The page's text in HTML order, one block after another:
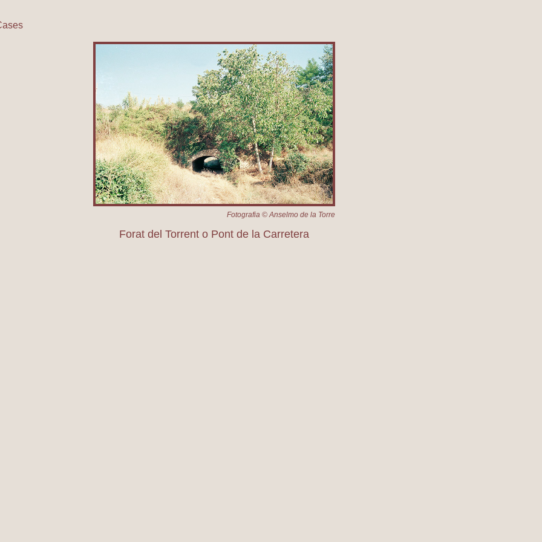
del Torrent o Pont de la Carretera
Fotografia © Anselmo de la Torre
Forat del Torrent o Pont de la Carretera